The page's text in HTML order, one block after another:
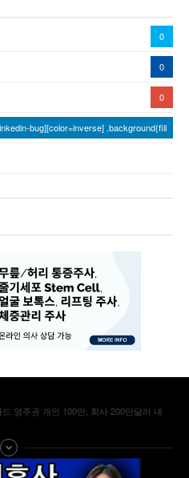
0
0
0
bug][color=inverse] .background{fill
영주권 개인 100만, 회사 200만달러 내